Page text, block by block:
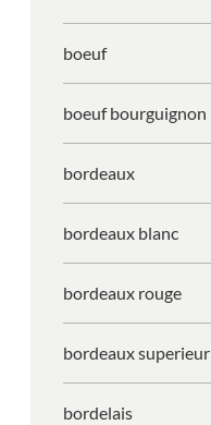
boeuf
boeuf bourguignon
bordeaux
bordeaux blanc
bordeaux rouge
bordeaux superieur
bordelais